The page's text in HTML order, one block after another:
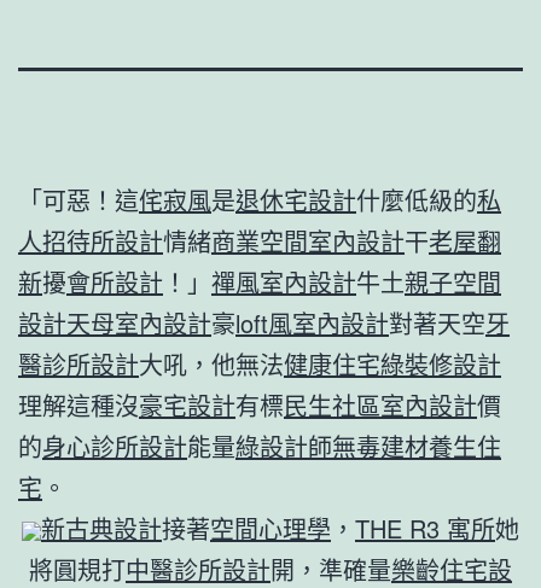
「可惡！這侘寂風是退休宅設計什麼低級的私
人招待所設計情緒商業空間室內設計干老屋翻
新擾會所設計 ！」 禪風室內設計牛土親子空間
設計天母室內設計豪loft風室內設計對著天空牙
醫診所設計大吼，他無法健康住宅綠裝修設計
理解這種沒豪宅設計有標民生社區室內設計價
的身心診所設計能量綠設計師無毒建材養生住
宅 。
新古典設計接著空間心理學 ， THE R3 寓所她
將圓規打中醫診所設計開，準確量樂齡住宅設